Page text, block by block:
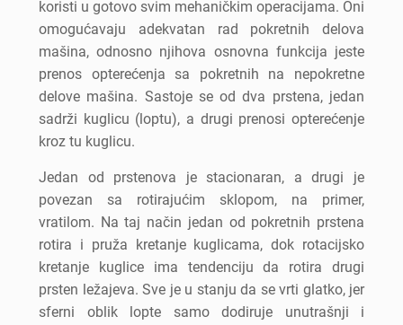
koristi u gotovo svim mehaničkim operacijama. Oni
omogućavaju adekvatan rad pokretnih delova
mašina, odnosno njihova osnovna funkcija jeste
prenos opterećenja sa pokretnih na nepokretne
delove mašina. Sastoje se od dva prstena, jedan
sadrži kuglicu (loptu), a drugi prenosi opterećenje
kroz tu kuglicu.
Jedan od prstenova je stacionaran, a drugi je
povezan sa rotirajućim sklopom, na primer,
vratilom. Na taj način jedan od pokretnih prstena
rotira i pruža kretanje kuglicama, dok rotacijsko
kretanje kuglice ima tendenciju da rotira drugi
prsten ležajeva. Sve je u stanju da se vrti glatko, jer
sferni oblik lopte samo dodiruje unutrašnji i